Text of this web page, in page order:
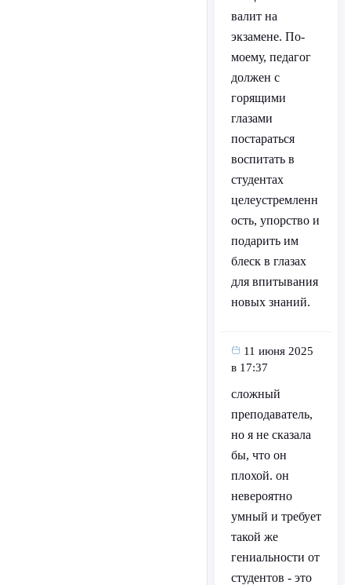
валит на
экзамене. По-
моему, педагог
должен с
горящими
глазами
постараться
воспитать в
студентах
целеустремленн
ость, упорство и
подарить им
блеск в глазах
для впитывания
новых знаний.
11 июня 2025
в 17:37
сложный
преподаватель,
но я не сказала
бы, что он
плохой. он
невероятно
умный и требует
такой же
гениальности от
студентов - это